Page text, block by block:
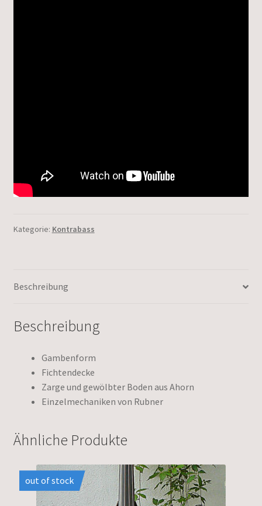
Kategorie: Kontrabass
Beschreibung
Beschreibung
Gambenform
Fichtendecke
Zarge und gewölbter Boden aus Ahorn
Einzelmechaniken von Rubner
Ähnliche Produkte
out of stock